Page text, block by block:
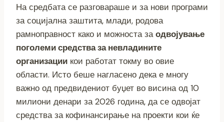
На средбата се разговараше и за нови програми
за социјална заштита, млади, родова
рамноправност како и можноста заодвојување
поголеми средства за невладините
организации кои работат токму во овие
области. Исто беше нагласено дека е многу
важно од предвидениот буџет во висина од 10
милиони денари за 2026 година, да се одвојат
средства за кофинансирање на проекти кои ќе